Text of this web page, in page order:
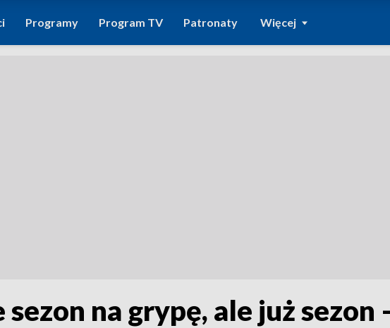
Programy Program TV Patronaty Więcej
sezon na grypę, ale już sezon